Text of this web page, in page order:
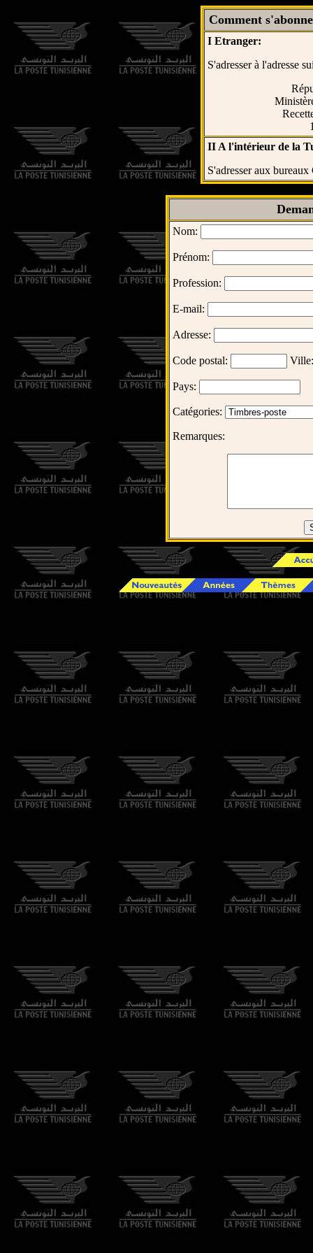
Comment
I Etranger:
S'adresser à l'adresse
II A l'intérieur de la
S'adresser aux
Nom:
Prénom:
Profession:
E-mail:
Adresse:
Code postal:
Pays:
Catégories:
Remarques: